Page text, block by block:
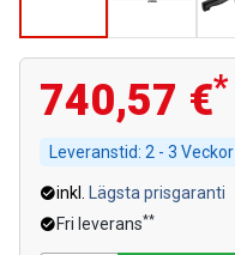
740,57 €*
Leveranstid: 2 - 3 Veckor
inkl.
Lägsta prisgaranti
Fri leverans**